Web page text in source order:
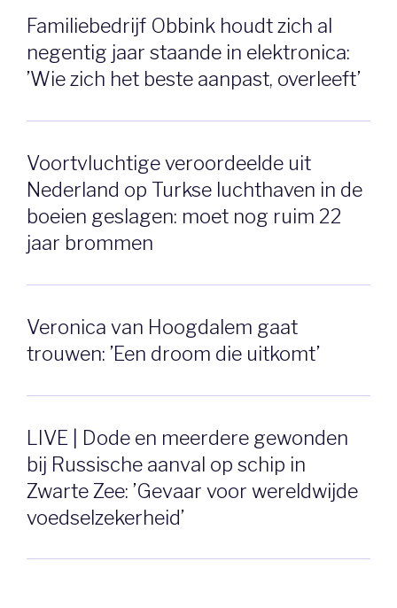
Familiebedrijf Obbink houdt zich al
negentig jaar staande in elektronica:
’Wie zich het beste aanpast, overleeft’
Voortvluchtige veroordeelde uit
Nederland op Turkse luchthaven in de
boeien geslagen: moet nog ruim 22
jaar brommen
Veronica van Hoogdalem gaat
trouwen: ’Een droom die uitkomt’
LIVE | Dode en meerdere gewonden
bij Russische aanval op schip in
Zwarte Zee: ’Gevaar voor wereldwijde
voedselzekerheid’